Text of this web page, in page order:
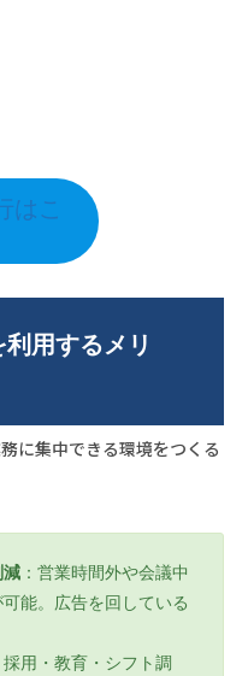
はこ
用するメリ
に集中できる環境をつくる
減：営業時間外や会議中
能。広告を回している
採用・教育・シフト調